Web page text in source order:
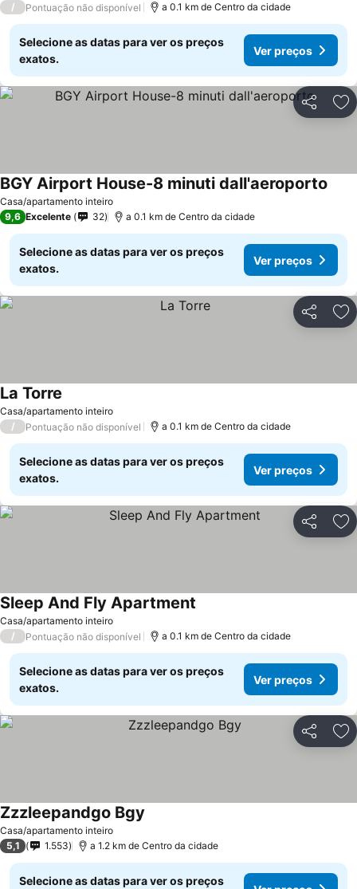
/ Pontuação não disponível a 0.1 km de Centro da cidade
Selecione as datas para ver os preços
exatos.
Ver preços
Partilhar
Casa/apartamento inteiro
BGY Airport House-8 minuti dall'aeroporto
9,6 Excelente 32 a 0.1 km de Centro da cidade
Selecione as datas para ver os preços
exatos.
Ver preços
Partilhar
Casa/apartamento inteiro
La Torre
/ Pontuação não disponível a 0.1 km de Centro da cidade
Selecione as datas para ver os preços
exatos.
Ver preços
Partilhar
Casa/apartamento inteiro
Sleep And Fly Apartment
/ Pontuação não disponível a 0.1 km de Centro da cidade
Selecione as datas para ver os preços
exatos.
Ver preços
Partilhar
Casa/apartamento inteiro
Zzzleepandgo Bgy
5,1 1.553 a 1.2 km de Centro da cidade
Selecione as datas para ver os preços